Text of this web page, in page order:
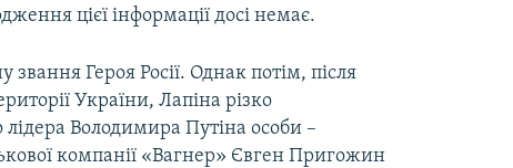
цієї інформації досі немає.
Героя Росії. Однак потім, після
України, Лапіна різко
Володимира Путіна особи –
компанії «Вагнер» Євген Пригожин